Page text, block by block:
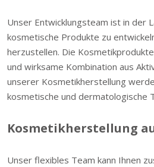
Unser Entwicklungsteam ist in der
kosmetische Produkte zu
herzustellen. Die
und wirksame Kombination aus
unserer Kosmetikherstellung
kosmetische und dermatologische
Kosmetikherstellung
Unser flexibles Team kann Ihnen